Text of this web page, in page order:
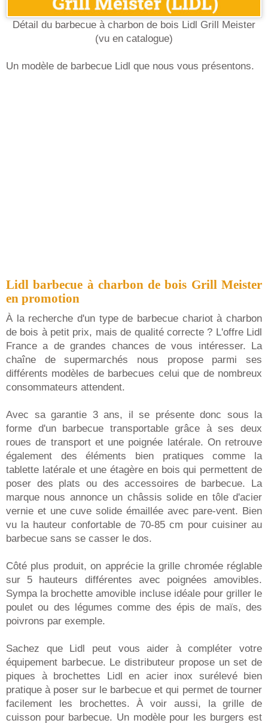
Détail du barbecue à charbon de bois Lidl Grill Meister
(vu en catalogue)
Un modèle de barbecue Lidl que nous vous présentons.
Lidl barbecue à charbon de bois Grill Meister
en promotion
À la recherche d'un type de barbecue chariot à charbon
de bois à petit prix, mais de qualité correcte ? L'offre Lidl
France a de grandes chances de vous intéresser. La
chaîne de supermarchés nous propose parmi ses
différents modèles de barbecues celui que de nombreux
consommateurs attendent.
Avec sa garantie 3 ans, il se présente donc sous la
forme d'un barbecue transportable grâce à ses deux
roues de transport et une poignée latérale. On retrouve
également des éléments bien pratiques comme la
tablette latérale et une étagère en bois qui permettent de
poser des plats ou des accessoires de barbecue. La
marque nous annonce un châssis solide en tôle d'acier
vernie et une cuve solide émaillée avec pare-vent. Bien
vu la hauteur confortable de 70-85 cm pour cuisiner au
barbecue sans se casser le dos.
Côté plus produit, on apprécie la grille chromée réglable
sur 5 hauteurs différentes avec poignées amovibles.
Sympa la brochette amovible incluse idéale pour griller le
poulet ou des légumes comme des épis de maïs, des
poivrons par exemple.
Sachez que Lidl peut vous aider à compléter votre
équipement barbecue. Le distributeur propose un set de
piques à brochettes Lidl en acier inox surélevé bien
pratique à poser sur le barbecue et qui permet de tourner
facilement les brochettes. À voir aussi, la grille de
cuisson pour barbecue. Un modèle pour les burgers est